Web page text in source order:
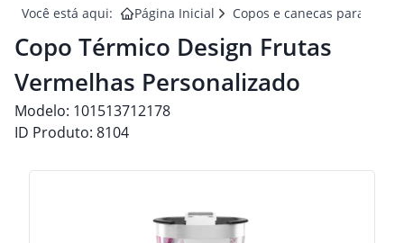
Você está aqui: Página Inicial Copos e canecas para
Copo Térmico Design Frutas
Vermelhas Personalizado
Modelo: 101513712178
ID Produto: 8104